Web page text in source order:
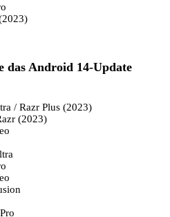
das Android 14-Update
/ Razr Plus (2023)
(2023)